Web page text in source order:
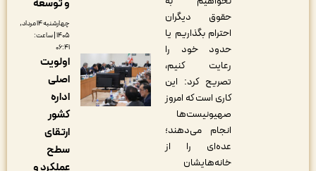
حقوق دیگران
احترام بگذاریم یا
حدود خود را
رعایت کنیم،
تصریح کرد: این
کاری است که امروز
صهیونیست‌ها
انجام می‌دهند؛
عده‌ای را از
خانه‌هایشان
و توسعه
چهارشنبه ۱۴ مرداد,
۱۴۰۵ | ساعت:
اولویت
اصلی
اداره
عملکرد و